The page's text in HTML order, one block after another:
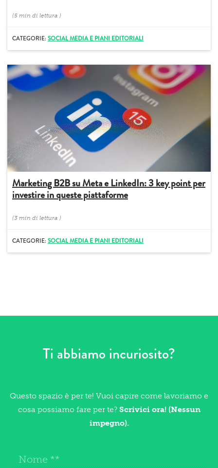
(5 min di lettura )
CATEGORIE:SOCIAL MEDIA E PIANI EDITORIALI
Marketing B2B su Meta e LinkedIn: 3 key point per
investire in queste piattaforme
(3 min di lettura )
CATEGORIE:SOCIAL MEDIA E PIANI EDITORIALI
Ti abbiamo incuriosito?
Questo spazio è per te! Vuoi capire come lavoriamo e
cosa possiamo fare per te? Scrivici ora! (Nessun
impegno).